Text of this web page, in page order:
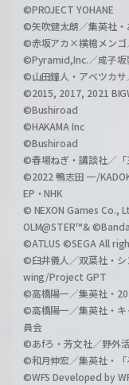
©PROJECT YOHANE
©矢吹健太朗／集英社
©赤坂アカ×横槍メンゴ
©Pyramid,Inc.／成子坂
©山田鐘人・アベツカ
©2015, 2017, 2021
©Bushiroad
©HAKAMA Inc
©Bushiroad
©春場ねぎ・講談社／
©2022 鴨志田 一/
EP・NHK
© NEXON Games Co.,
OLM@STER™&
©ATLUS ©SEGA All
©臼井儀人／双葉社・
wing/Project GPT
©高橋陽一／集英社・
©高橋陽一／集英社・キ
員会
©あfろ・芳文社／野外
©和月伸宏／集英社・「
©WFS Developed by